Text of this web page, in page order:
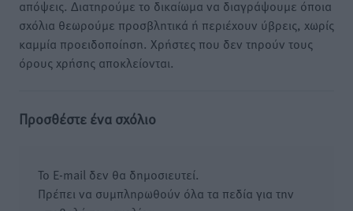
απόψεις. Διατηρούμε το δικαίωμα να διαγράψουμε όποια
σχόλια θεωρούμε προσβλητικά ή περιέχουν ύβρεις, χωρίς
καμμία προειδοποίηση. Χρήστες που δεν τηρούν τους
όρους χρήσης αποκλείονται.
Προσθέστε ένα σχόλιο
Το E-mail δεν θα δημοσιευτεί.
Πρέπει να συμπληρωθούν όλα τα πεδία για την